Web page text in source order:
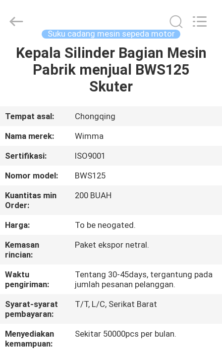
RUMAH
VIDEO
KAMI
TUR
PABRIK
KONTROL
KUALITAS
BERITA
MINTA
KUTIPAN
Spare
Parts
Reserved.
Suku cadang mesin sepeda motor
Kepala Silinder Bagian Mesin
Pabrik menjual BWS125
Skuter
Tempat asal:
Chongqing
Nama merek:
Wimma
Sertifikasi:
ISO9001
Nomor model:
BWS125
Kuantitas min
Order:
200 BUAH
Harga:
To be neogated.
Kemasan
rincian:
Paket ekspor netral.
Waktu
pengiriman:
Tentang 30-45days, tergantung pada
jumlah pesanan pelanggan.
Syarat-syarat
pembayaran:
T/T, L/C, Serikat Barat
Menyediakan
kemampuan:
Sekitar 50000pcs per bulan.